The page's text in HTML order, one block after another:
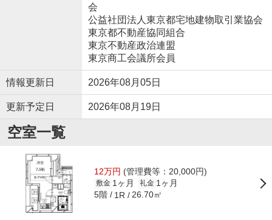
会
公益社団法人東京都宅地建物取引業協会
東京都不動産協同組合
東京不動産政治連盟
東京商工会議所会員
情報更新日 2026年08月05日
更新予定日 2026年08月19日
空室一覧
12万円 (管理費等：20,000円)
敷金 1ヶ月 礼金 1ヶ月
5階 1R 26.70㎡